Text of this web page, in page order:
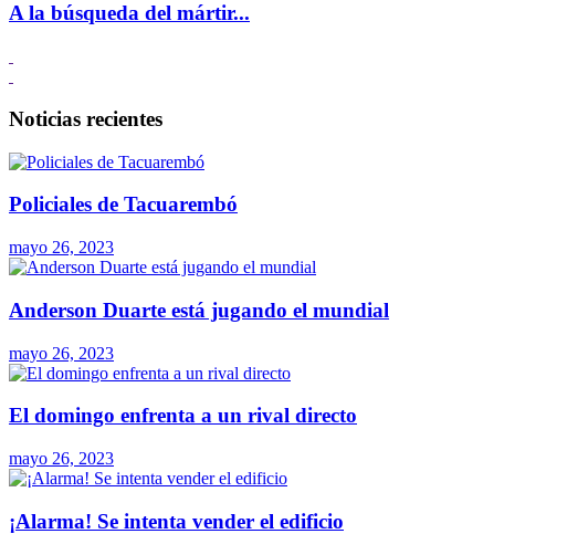
A la búsqueda del mártir...
Noticias recientes
Policiales de Tacuarembó
mayo 26, 2023
Anderson Duarte está jugando el mundial
mayo 26, 2023
El domingo enfrenta a un rival directo
mayo 26, 2023
¡Alarma! Se intenta vender el edificio